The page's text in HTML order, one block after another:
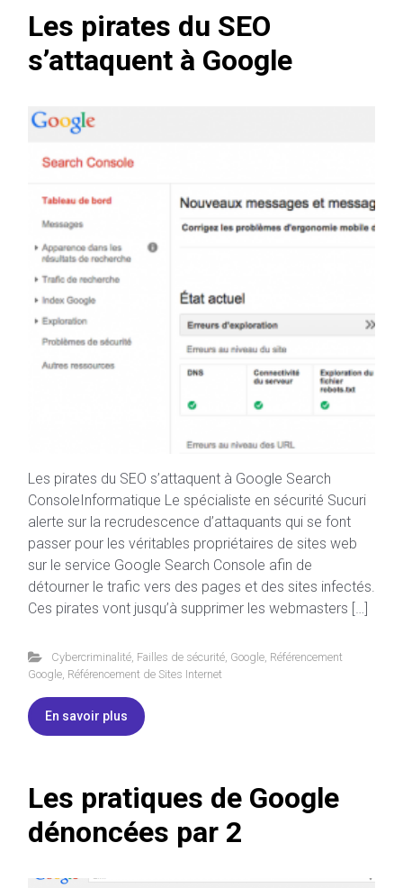
Les pirates du SEO
s’attaquent à Google
Les pirates du SEO s’attaquent à Google Search
ConsoleInformatique Le spécialiste en sécurité Sucuri
alerte sur la recrudescence d’attaquants qui se font
passer pour les véritables propriétaires de sites web
sur le service Google Search Console afin de
détourner le trafic vers des pages et des sites infectés.
Ces pirates vont jusqu’à supprimer les webmasters […]
Cybercriminalité, Failles de sécurité, Google, Référencement
Google Référencement de Sites Internet
En savoir plus
Les pratiques de Google
dénoncées par 2